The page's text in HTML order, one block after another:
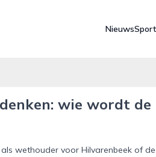
NieuwsSport
wie wordt de
wethouder voor Hilvarenbeek of